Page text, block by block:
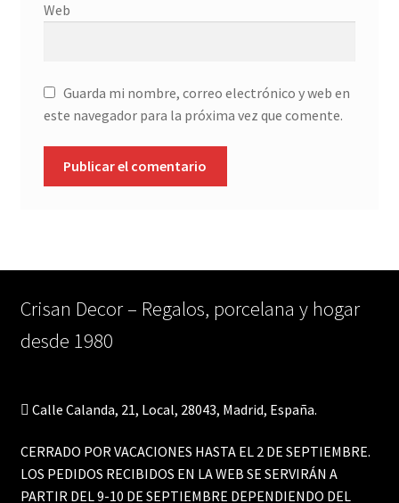
Web
Guarda mi nombre, correo electrónico y web en
este navegador para la próxima vez que comente.
Crisan Decor – Regalos, porcelana y hogar
desde 1980
Calle Calanda, 21, Local, 28043, Madrid, España.
CERRADO POR VACACIONES HASTA EL 2 DE SEPTIEMBRE.
LOS PEDIDOS RECIBIDOS EN LA WEB SE SERVIRÁN A
PARTIR DEL 9-10 DE SEPTIEMBRE DEPENDIENDO DEL